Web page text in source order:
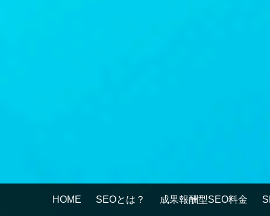
HOME SEOとは？ 成果報酬型SEO料金